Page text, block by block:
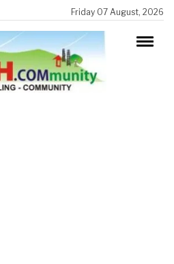
Friday 07 August, 2026